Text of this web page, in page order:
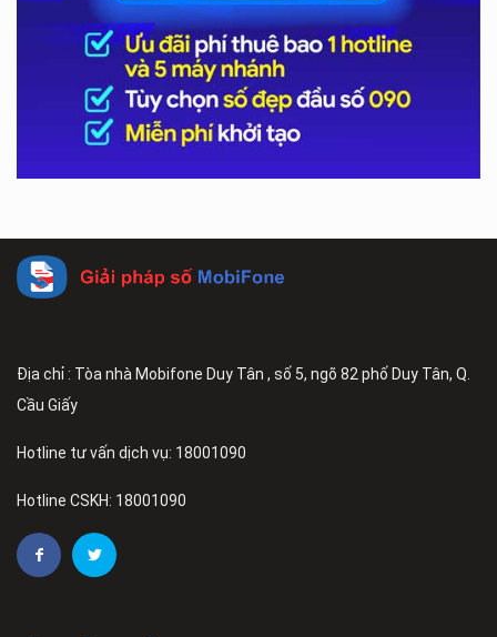
Địa chỉ : Tòa nhà Mobifone Duy Tân , số 5, ngõ 82 phố Duy Tân, Q.
Cầu Giấy
Hotline tư vấn dịch vụ: 18001090
Hotline CSKH: 18001090